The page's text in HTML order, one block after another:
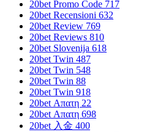
20bet Promo Code 717
20bet Recensioni 632
20bet Review 769
20bet Reviews 810
20bet Slovenija 618
20bet Twin 487
20bet Twin 548
20bet Twin 88
20bet Twin 918
20bet Απατη 22
20bet Απατη 698
20bet 入金 400